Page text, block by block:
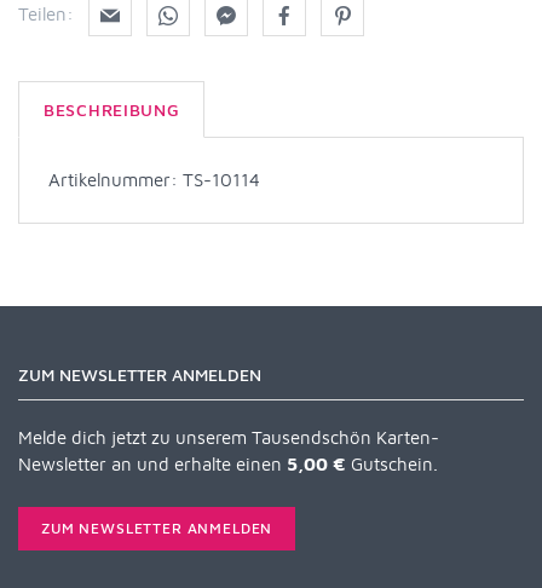
Teilen:
BESCHREIBUNG
Artikelnummer: TS-10114
ZUM NEWSLETTER ANMELDEN
Melde dich jetzt zu unserem Tausendschön Karten-
Newsletter an und erhalte einen 5,00 € Gutschein.
ZUM NEWSLETTER ANMELDEN